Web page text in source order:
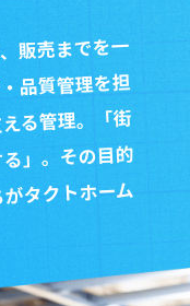
販売までを一
品質管理を担
る管理。「街
」。その目的
タクトホーム